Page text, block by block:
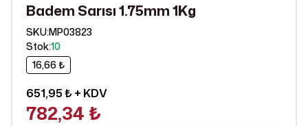
Badem Sarısı 1.75mm 1Kg
SKU:MP03823
Stok:10
16,66 ₺
651,95 ₺+ KDV
782,34 ₺